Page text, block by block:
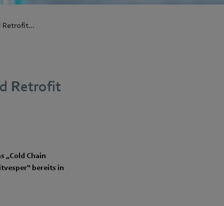
Retrofit...
Retrofit
„Cold Chain
bereits in